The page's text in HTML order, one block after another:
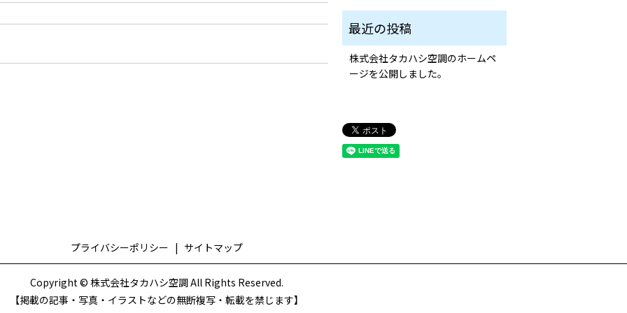
株式会社タカハシ空調のホームペ
ージを公開しました。
プライバシーポリシー サイトマップ
Copyright © 株式会社タカハシ空調 All Rights Reserved.
【掲載の記事・写真・イラストなどの無断複写・転載を禁じます】